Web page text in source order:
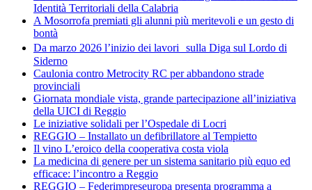
Identità Territoriali della Calabria
A Mosorrofa premiati gli alunni più meritevoli e un gesto di
bontà
Da marzo 2026 l’inizio dei lavori sulla Diga sul Lordo di
Siderno
Caulonia contro Metrocity RC per abbandono strade
provinciali
Giornata mondiale vista, grande partecipazione all’iniziativa
della UICI di Reggio
Le iniziative solidali per l’Ospedale di Locri
REGGIO – Installato un defibrillatore al Tempietto
Il vino L’eroico della cooperativa costa viola
La medicina di genere per un sistema sanitario più equo ed
efficace: l’incontro a Reggio
REGGIO – Federimpreseuropa presenta programma a